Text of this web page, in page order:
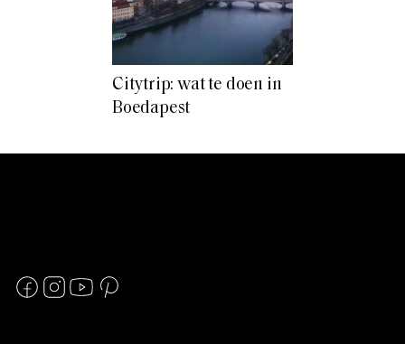
Citytrip: wat te doen in
Boedapest